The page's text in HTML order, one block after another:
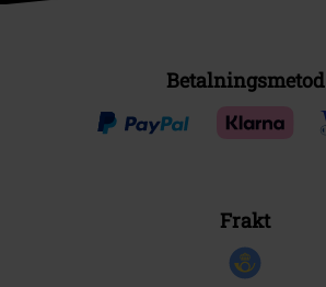
Betalningsmetod
Frakt